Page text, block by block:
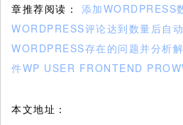
章推荐阅读： 添加WORDPRESS
WORDPRESS评论达到数量后自
WORDPRESS存在的问题并分析
件WP USER FRONTEND
本文地址：